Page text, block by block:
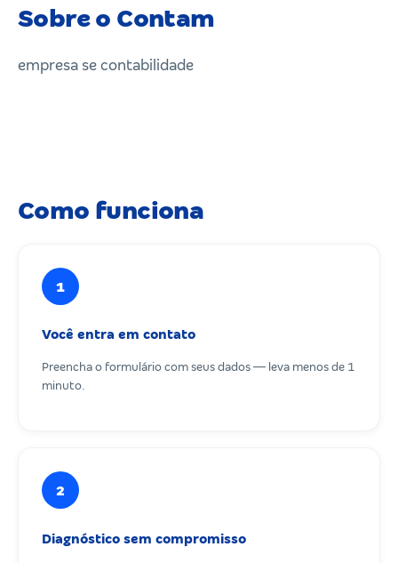
Sobre o Contam
empresa se contabilidade
Como funciona
1
Você entra em contato
Preencha o formulário com seus dados — leva menos de 1
minuto.
2
Diagnóstico sem compromisso